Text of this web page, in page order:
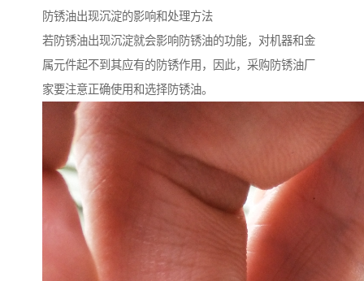
防锈油出现沉淀的影响和处理方法
若防锈油出现沉淀就会影响防锈油的功能，对机器和金
属元件起不到其应有的防锈作用，因此，采购防锈油厂
家要注意正确使用和选择防锈油。